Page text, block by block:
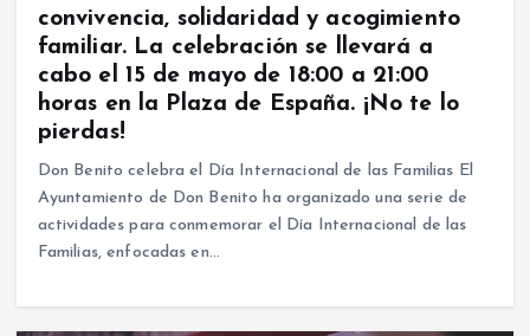
convivencia, solidaridad y acogimiento
familiar. La celebración se llevará a
cabo el 15 de mayo de 18:00 a 21:00
horas en la Plaza de España. ¡No te lo
pierdas!
Don Benito celebra el Día Internacional de las Familias El
Ayuntamiento de Don Benito ha organizado una serie de
actividades para conmemorar el Día Internacional de las
Familias, enfocadas en…